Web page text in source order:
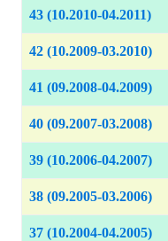
43 (10.2010-04.2011)
42 (10.2009-03.2010)
41 (09.2008-04.2009)
40 (09.2007-03.2008)
39 (10.2006-04.2007)
38 (09.2005-03.2006)
37 (10.2004-04.2005)